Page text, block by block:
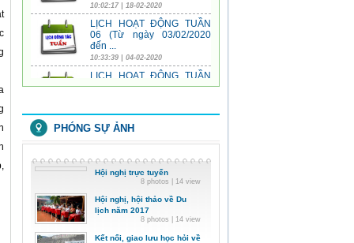
10:02:17 | 18-02-2020
LỊCH HOẠT ĐỘNG TUẦN
06 (Từ ngày 03/02/2020
đến ...
10:33:39 | 04-02-2020
LỊCH HOẠT ĐỘNG TUẦN
05 (Từ ngày 27/01/2020
LỊCH HOẠT ĐỘNG TUẦN
07:58:22 | 21-01-2020
LỊCH HOẠT ĐỘNG TUẦN
đến ...
01:40:27 | 16-01-2020
LỊCH HOẠT ĐỘNG TUẦN
PHÓNG SỰ ẢNH
Hội nghị trực tuyến
8 photos | 14 view
Hội nghị, hội thảo về Du
lịch năm 2017
8 photos | 14 view
Kết nối, giao lưu học hỏi về